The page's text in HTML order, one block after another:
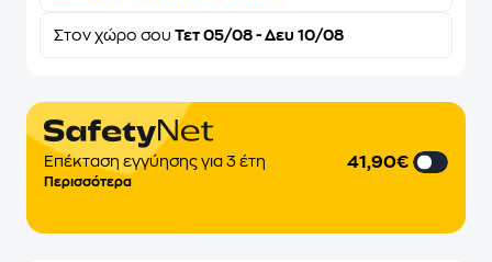
Στον χώρο σου Τετ 05/08 - Δευ 10/08
Επέκταση εγγύησης για 3 έτη
Περισσότερα
41,90€